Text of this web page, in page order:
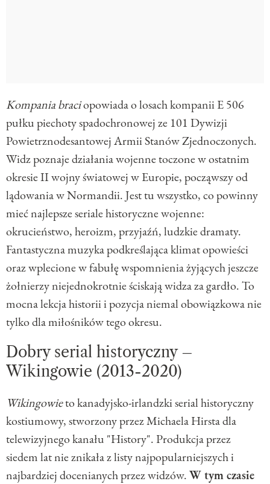
Kompania braciopowiada o losach kompanii E 506
pułku piechoty spadochronowej ze 101 Dywizji
Powietrznodesantowej Armii Stanów Zjednoczonych.
Widz poznaje działania wojenne toczone w ostatnim
okresie II wojny światowej w Europie, począwszy od
lądowania w Normandii. Jest tu wszystko, co powinny
mieć najlepsze seriale historyczne wojenne:
okrucieństwo, heroizm, przyjaźń, ludzkie dramaty.
Fantastyczna muzyka podkreślająca klimat opowieści
oraz wplecione w fabułę wspomnienia żyjących jeszcze
żołnierzy niejednokrotnie ściskają widza za gardło. To
mocna lekcja historii i pozycja niemal obowiązkowa nie
tylko dla miłośników tego okresu.
Dobry serial historyczny –
Wikingowie (2013-2020)
Wikingowieto kanadyjsko-irlandzki serial historyczny
kostiumowy, stworzony przez Michaela Hirsta dla
telewizyjnego kanału "History". Produkcja przez
siedem lat nie znikała z listy najpopularniejszych i
najbardziej docenianych przez widzów.W tym czasie